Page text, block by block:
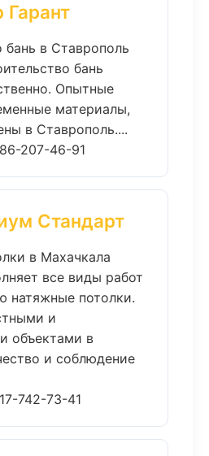
бань в Ставрополь
бань
Опытные
материалы,
в Ставрополь....
207-46-91
Стандарт
в Махачкала
все виды работ
натяжные потолки.
и
объектами в
и соблюдение
742-73-41